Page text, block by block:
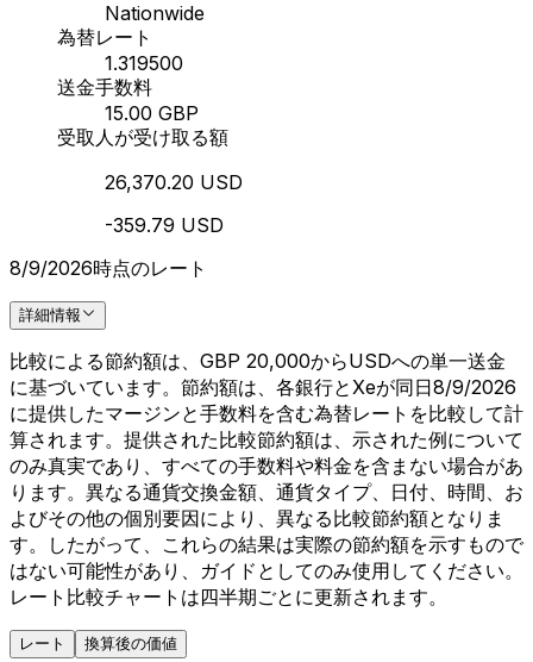
Nationwide
為替レート
1.319500
送金手数料
15.00 GBP
受取人が受け取る額
26,370.20 USD
-359.79 USD
8/9/2026時点のレート
詳細情報
比較による節約額は、GBP 20,000からUSDへの単一送金
に基づいています。節約額は、各銀行とXeが同日8/9/2026
に提供したマージンと手数料を含む為替レートを比較して計
算されます。提供された比較節約額は、示された例について
のみ真実であり、すべての手数料や料金を含まない場合があ
ります。異なる通貨交換金額、通貨タイプ、日付、時間、お
よびその他の個別要因により、異なる比較節約額となりま
す。したがって、これらの結果は実際の節約額を示すもので
はない可能性があり、ガイドとしてのみ使用してください。
レート比較チャートは四半期ごとに更新されます。
レート 換算後の価値